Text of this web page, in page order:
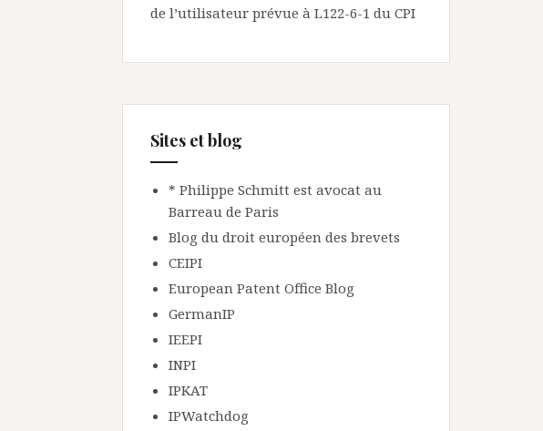
de l’utilisateur prévue à L122-6-1 du CPI
Sites et blog
* Philippe Schmitt est avocat au
Barreau de Paris
Blog du droit européen des brevets
CEIPI
European Patent Office Blog
GermanIP
IEEPI
INPI
IPKAT
IPWatchdog